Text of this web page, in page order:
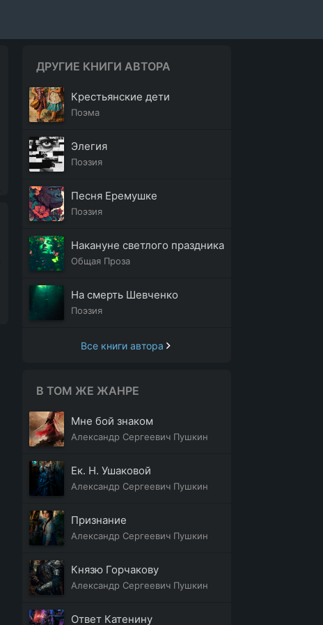
ДРУГИЕ КНИГИ АВТОРА
Крестьянские дети
Поэма
Элегия
Поэзия
Песня Еремушке
Поэзия
Накануне светлого праздника
Общая Проза
На смерть Шевченко
Поэзия
Все книги автора
В ТОМ ЖЕ ЖАНРЕ
Мне бой знаком
Александр Сергеевич Пушкин
Ек. H. Ушаковой
Александр Сергеевич Пушкин
Признание
Александр Сергеевич Пушкин
Князю Горчакову
Александр Сергеевич Пушкин
Ответ Катенину